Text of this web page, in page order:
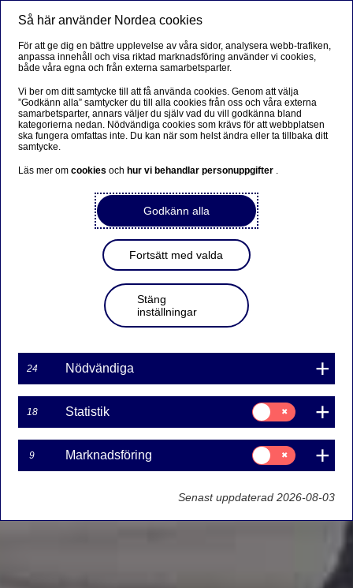
Så här använder Nordea cookies
För att ge dig en bättre upplevelse av våra sidor, analysera webb-trafiken,
anpassa innehåll och visa riktad marknadsföring använder vi cookies,
både våra egna och från externa samarbetsparter.
Vi ber om ditt samtycke till att få använda cookies. Genom att välja
”Godkänn alla” samtycker du till alla cookies från oss och våra externa
samarbetsparter, annars väljer du själv vad du vill godkänna bland
kategorierna nedan. Nödvändiga cookies som krävs för att webbplatsen
ska fungera omfattas inte. Du kan när som helst ändra eller ta tillbaka ditt
samtycke.
Läs mer omcookiesoch hur vi behandlar personuppgifter .
Godkänn alla
Fortsätt med valda
Stäng
inställningar
24 Nödvändiga
18 Statistik
Samtycke
för:
Statistik
9 Marknadsföring
Samtycke
för:
Marknadsföring
Senast uppdaterad 2026-08-03